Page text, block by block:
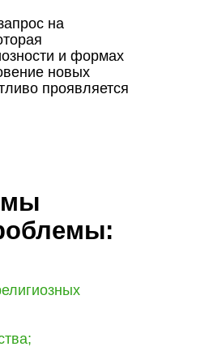
на
и формах
новых
проявляется
мы